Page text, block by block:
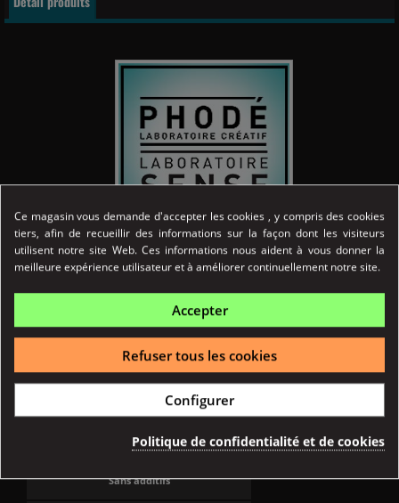
Référence03720
AFNOR E-LIQUIDE
Oui
ADDITIFS DE SYNTHÈSE
Sans additifs
Ce magasin vous demande d'accepter les cookies , y compris des cookies
tiers, afin de recueillir des informations sur la façon dont les visiteurs
utilisent notre site Web. Ces informations nous aident à vous donner la
meilleure expérience utilisateur et à améliorer continuellement notre site.
Accepter
Refuser tous les cookies
Configurer
Politique de confidentialité et de cookies